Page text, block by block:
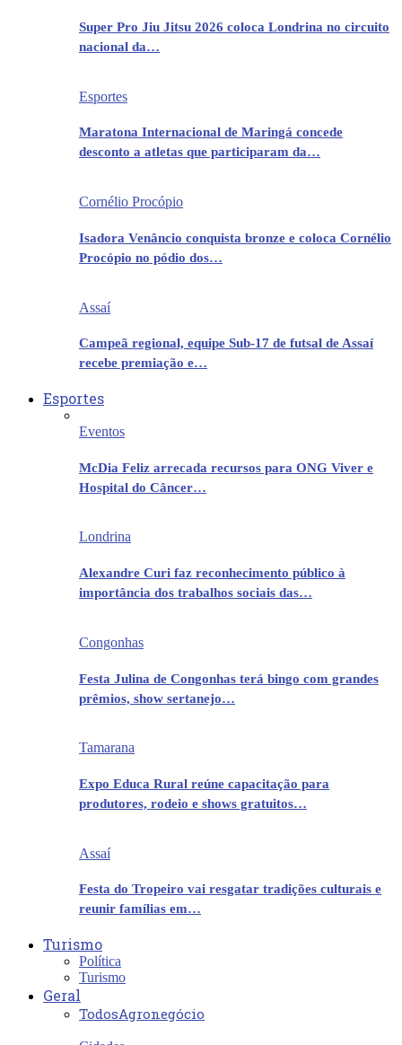
Super Pro Jiu Jitsu 2026 coloca Londrina no circuito
nacional da…
Esportes
Maratona Internacional de Maringá concede
desconto a atletas que participaram da…
Cornélio Procópio
Isadora Venâncio conquista bronze e coloca Cornélio
Procópio no pódio dos…
Assaí
Campeã regional, equipe Sub-17 de futsal de Assaí
recebe premiação e…
Esportes
Eventos
McDia Feliz arrecada recursos para ONG Viver e
Hospital do Câncer…
Londrina
Alexandre Curi faz reconhecimento público à
importância dos trabalhos sociais das…
Congonhas
Festa Julina de Congonhas terá bingo com grandes
prêmios, show sertanejo…
Tamarana
Expo Educa Rural reúne capacitação para
produtores, rodeio e shows gratuitos…
Assaí
Festa do Tropeiro vai resgatar tradições culturais e
reunir famílias em…
Turismo
Política
Turismo
Geral
TodosAgronegócio